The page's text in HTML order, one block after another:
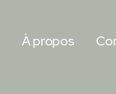
À propos